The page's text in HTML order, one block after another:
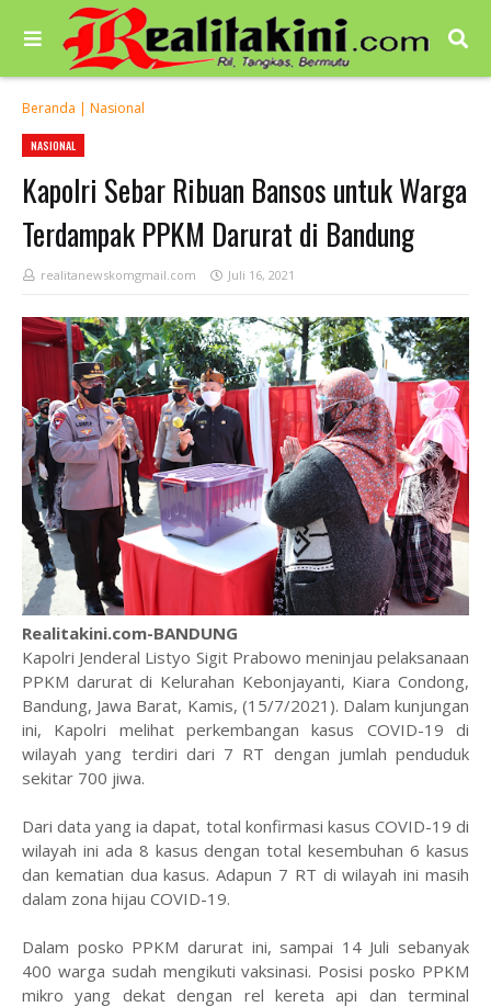
Beranda | Nasional
NASIONAL
Kapolri Sebar Ribuan Bansos untuk Warga
Terdampak PPKM Darurat di Bandung
realitanewskomgmail.com Juli 16, 2021
Realitakini.com-BANDUNG
Kapolri Jenderal Listyo Sigit Prabowo meninjau pelaksanaan
PPKM darurat di Kelurahan Kebonjayanti, Kiara Condong,
Bandung, Jawa Barat, Kamis, (15/7/2021). Dalam kunjungan
ini, Kapolri melihat perkembangan kasus COVID-19 di
wilayah yang terdiri dari 7 RT dengan jumlah penduduk
sekitar 700 jiwa.
Dari data yang ia dapat, total konfirmasi kasus COVID-19 di
wilayah ini ada 8 kasus dengan total kesembuhan 6 kasus
dan kematian dua kasus. Adapun 7 RT di wilayah ini masih
dalam zona hijau COVID-19.
Dalam posko PPKM darurat ini, sampai 14 Juli sebanyak
400 warga sudah mengikuti vaksinasi. Posisi posko PPKM
mikro yang dekat dengan rel kereta api dan terminal